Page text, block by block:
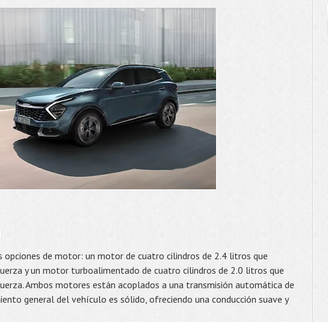
opciones de motor: un motor de cuatro cilindros de 2.4 litros que
y un motor turboalimentado de cuatro cilindros de 2.0 litros que
Ambos motores están acoplados a una transmisión automática de
general del vehículo es sólido, ofreciendo una conducción suave y